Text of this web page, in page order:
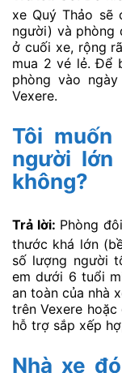
xe Quý Thảo sẽ
người) và phòng
ở cuối xe, rộng
mua 2 vé lẻ. Để
phòng vào
Vexere.
Tôi
người
không?
Trả lời: Phòng
thước khá lớn
số lượng người
em dưới 6 tuổi
an toàn của nhà
trên Vexere
hỗ trợ sắp xếp
Nhà xe